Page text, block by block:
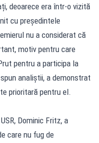
deoarece era într-o vizită
cu președintele
nu a considerat că
motiv pentru care
pentru a participa la
analiștii, a demonstrat
prioritară pentru el.
Dominic Fritz, a
care nu fug de